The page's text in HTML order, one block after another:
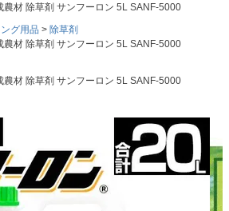
農材 除草剤 サンフーロン 5L SANF-5000
グ用品
除草剤
農材 除草剤 サンフーロン 5L SANF-5000
農材 除草剤 サンフーロン 5L SANF-5000